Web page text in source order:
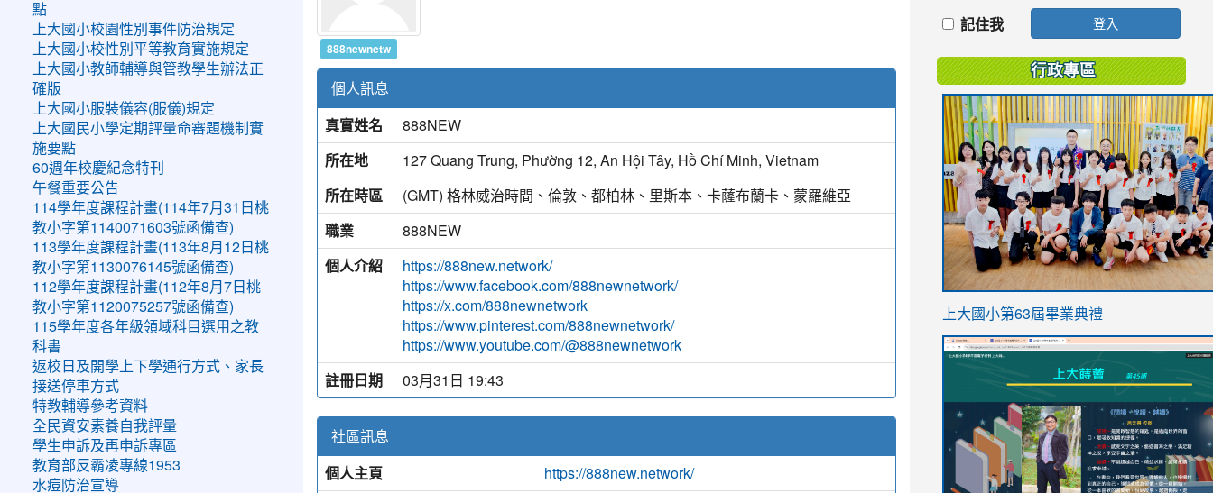
888newnetw
個人訊息
真實姓名
888NEW
所在地
127 Quang Trung, Phường 12, An Hội Tây, Hồ Chí Minh, Vietnam
所在時區
(GMT) 格林威治時間、倫敦、都柏林、里斯本、卡薩布蘭卡、蒙羅維亞
職業
888NEW
個人介紹
https://888new.network/
https://www.facebook.com/888newnetwork/
https://x.com/888newnetwork
https://www.pinterest.com/888newnetwork/
https://www.youtube.com/@888newnetwork
註冊日期 03月31日 19:43
社區訊息
個人主頁
https://888new.network/
點
上大國小校園性別事件防治規定
上大國小校性別平等教育實施規定
上大國小教師輔導與管教學生辦法正
確版
上大國小服裝儀容(服儀)規定
上大國民小學定期評量命審題機制實
施要點
60週年校慶紀念特刊
午餐重要公告
114學年度課程計畫(114年7月31日桃
教小字第1140071603號函備查)
113學年度課程計畫(113年8月12日桃
教小字第1130076145號函備查)
112學年度課程計畫(112年8月7日桃
教小字第1120075257號函備查)
115學年度各年級領域科目選用之教
科書
返校日及開學上下學通行方式、家長
接送停車方式
特教輔導參考資料
全民資安素養自我評量
學生申訴及再申訴專區
教育部反霸凌專線1953
水痘防治宣導
記住我 登入
行政專區
link
https://sites.google.com/stes.tyc.edu.tw/
上大國小第63屆畢業典禮
link